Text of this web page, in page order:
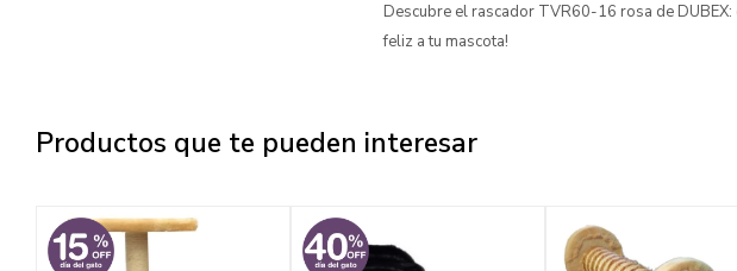
Descubre el rascador TVR60-16 rosa de
feliz a tu mascota!
Productos que te pueden interesar